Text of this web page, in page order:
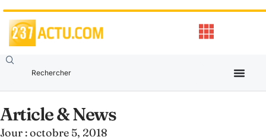
Article & News
Jour : octobre 5, 2018